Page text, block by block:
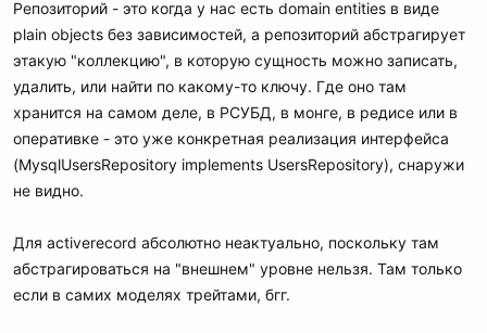
Репозиторий - это когда у нас есть domain entities в виде
plain objects без зависимостей, а репозиторий абстрагирует
этакую "коллекцию", в которую сущность можно записать,
удалить, или найти по какому-то ключу. Где оно там
хранится на самом деле, в РСУБД, в монге, в редисе или в
оперативке - это уже конкретная реализация интерфейса
(MysqlUsersRepository implements UsersRepository), снаружи
не видно.
Для activerecord абсолютно неактуально, поскольку там
абстрагироваться на "внешнем" уровне нельзя. Там только
если в самих моделях трейтами, бгг.